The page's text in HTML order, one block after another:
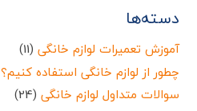
دسته‌ها
آموزش تعمیرات لوازم خانگی (11)
چطور از لوازم خانگی استفاده کنیم؟
سوالات متداول لوازم خانگی (24)